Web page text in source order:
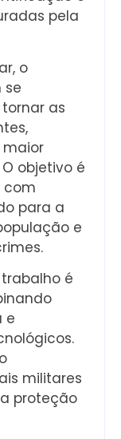
pela
o
se
as
maior
objetivo é
com
para a
e
é
e
militares
proteção